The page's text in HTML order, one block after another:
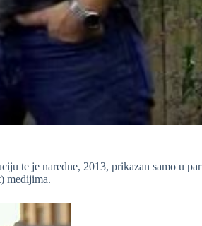
te je naredne, 2013, prikazan samo u par
medijima.